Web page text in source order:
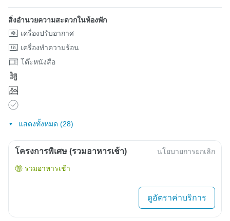
สิ่งอำนวยความสะดวกในห้องพัก
เครื่องปรับอากาศ
เครื่องทำความร้อน
โต๊ะหนังสือ
แสดงทั้งหมด (28)
โครงการพิเศษ (รวมอาหารเช้า) นโยบายการยกเลิก
รวมอาหารเช้า
ดูอัตราค่าบริการ